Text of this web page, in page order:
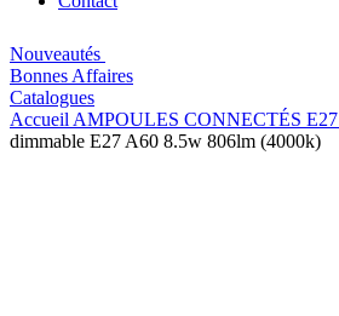
Nouveautés
Bonnes Affaires
Catalogues
Accueil AMPOULES CONNECTÉS E27
dimmable E27 A60 8.5w 806lm (4000k)